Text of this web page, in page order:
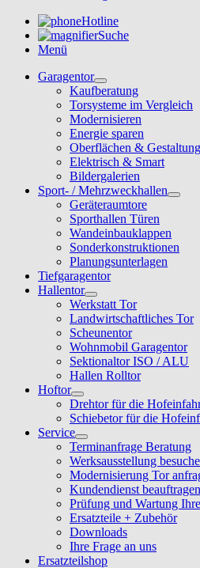
Hotline
Suche
Menü
Garagentor
Kaufberatung
Torsysteme im Vergleich
Modernisieren
Energie sparen
Oberflächen & Gestaltung
Elektrisch & Smart
Bildergalerien
Sport- / Mehrzweckhallen
Geräteraumtore
Sporthallen Türen
Wandeinbauklappen
Sonderkonstruktionen
Planungsunterlagen
Tiefgaragentor
Hallentor
Werkstatt Tor
Landwirtschaftliches Tor
Scheunentor
Wohnmobil Garagentor
Sektionaltor ISO / ALU
Hallen Rolltor
Hoftor
Drehtor für die
Schiebetor für die
Service
Terminanfrage Beratung
Werksausstellung
Modernisierung Tor
Kundendienst beauftragen
Prüfung und Wartung
Ersatzteile + Zubehör
Downloads
Ihre Frage an uns
Ersatzteilshop